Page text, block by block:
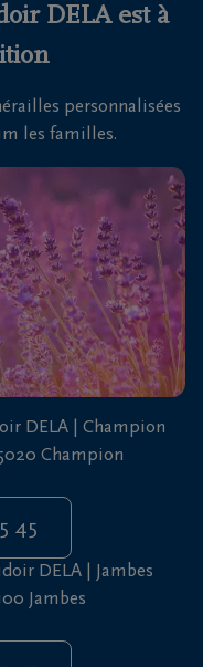
DELA est à
personnalisées
les familles.
DELA | Champion
Champion
45
DELA | Jambes
Jambes